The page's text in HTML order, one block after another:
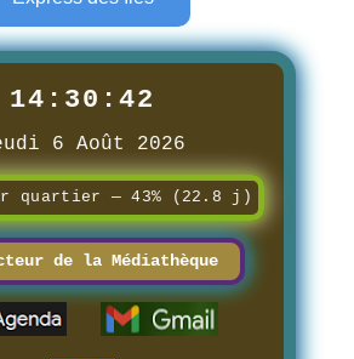
14:30:43
6 Août 2026
quartier — 43% (22.8 j)
de la Médiathèque